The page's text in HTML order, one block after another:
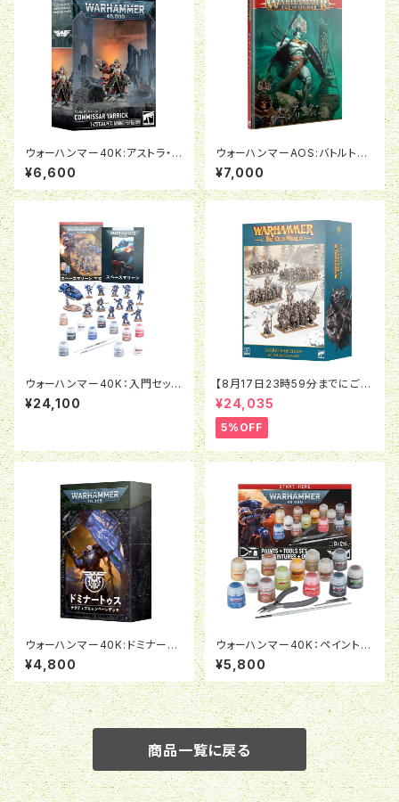
ウォーハンマー40K:アストラ・ミ
リタルム：政治将校ヤーリック
¥6,600
ウォーハンマーAOS:バトルトー
ム:オシアーク・ボーンリーパー
（日本語版）
¥7,000
ウォーハンマー40K：入門セッ
ト：スペースマリーン（日本語版）
¥24,100
【8月17日23時59分までにご予
約で5％OFF】オールドワール
ド：ウォリアー・オヴ・ケイオス：バ
トルマーチアーミー
¥24,035
5%OFF
ウォーハンマー40K:ドミナート
ゥス・アルマゲドン（日本語版）
¥4,800
ウォーハンマー40K：ペイント＆
ツールセット
¥5,800
商品一覧に戻る